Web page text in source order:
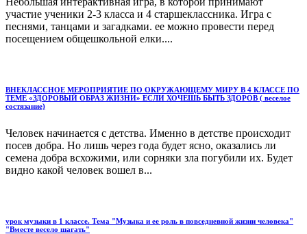
участие ученики 2-3 класса и 4 старшеклассника. Игра с
песнями, танцами и загадками. ее можно провести перед
посещением общешкольной елки....
ВНЕКЛАССНОЕ МЕРОПРИЯТИЕ ПО ОКРУЖАЮЩЕМУ МИРУ В 4 КЛАССЕ ПО
ТЕМЕ «ЗДОРОВЫЙ ОБРАЗ ЖИЗНИ» ЕСЛИ ХОЧЕШЬ БЫТЬ ЗДОРОВ ( веселое
состязание)
Человек начинается с детства. Именно в детстве происходит
посев добра. Но лишь через года будет ясно, оказались ли
семена добра всхожими, или сорняки зла погубили их. Будет
видно какой человек вошел в...
урок музыки в 1 классе. Тема "Музыка и ее роль в повседневной жизни человека"
"Вместе весело шагать"